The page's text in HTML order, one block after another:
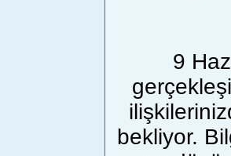
9
bekliyor.